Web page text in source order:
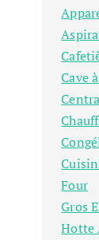
Cave
Four
Gros
Hotte